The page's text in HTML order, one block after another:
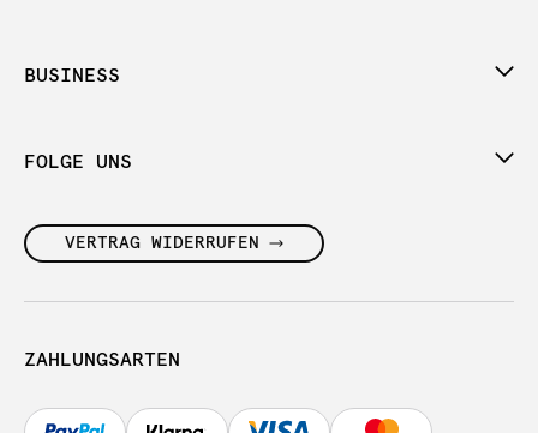
BUSINESS
FOLGE UNS
VERTRAG WIDERRUFEN
ZAHLUNGSARTEN